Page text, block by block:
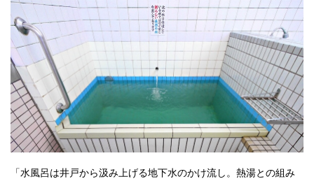
「水風呂は井戸から汲み上げる地下水のかけ流し。熱湯との組み